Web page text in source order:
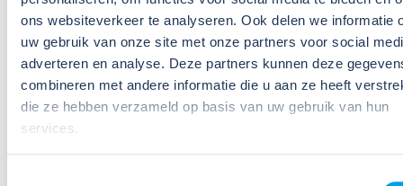
ons websiteverkeer te analyseren. Ook delen we informatie
uw gebruik van onze site met onze partners voor social
adverteren en analyse. Deze partners kunnen deze
combineren met andere informatie die u aan ze heeft
die ze hebben verzameld op basis van uw gebruik van hun
services.
09
Jul
2026